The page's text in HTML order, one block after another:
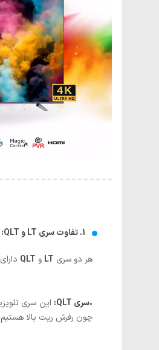
1. تفاوت سری LT و QLT: کدام بهتر است؟
هر دو سری LT و QLT
•سری QLT: این سری
چون رفرش ریت بالا